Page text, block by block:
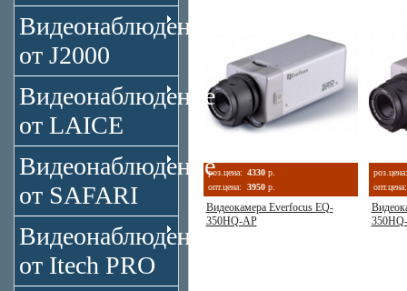
Видеонаблюдение
от J2000
Видеонаблюдение
от LAICE
Видеонаблюдение
от SAFARI
Видеонаблюдение
от Itech PRO
роз.цена: 4330 р.
опт.цена:
3950 р.
Видеокамера Everfocus EQ-
350HQ-AP
роз.цена:
опт.цена: